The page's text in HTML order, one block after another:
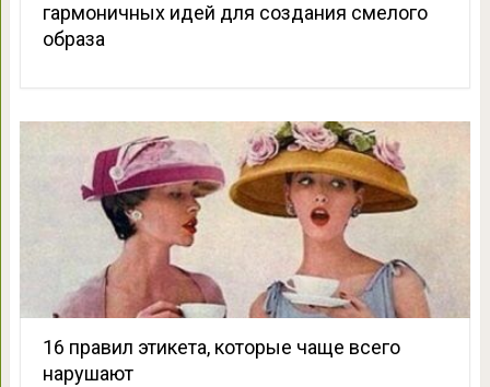
гармоничных идей для создания смелого
образа
16 правил этикета, которые чаще всего
нарушают